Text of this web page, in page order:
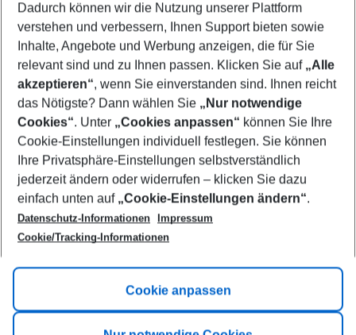
Who will travel
2 adults No children
Show more filter
Footer
Footer navigation
Title A
Link A
Dadurch können wir die Nutzung unserer Plattform
verstehen und verbessern, Ihnen Support bieten sowie
Inhalte, Angebote und Werbung anzeigen, die für Sie
relevant sind und zu Ihnen passen. Klicken Sie auf „Alle
akzeptieren“, wenn Sie einverstanden sind. Ihnen reicht
das Nötigste? Dann wählen Sie „Nur notwendige
Cookies“. Unter „Cookies anpassen“ können Sie Ihre
Cookie-Einstellungen individuell festlegen. Sie können
Ihre Privatsphäre-Einstellungen selbstverständlich
jederzeit ändern oder widerrufen – klicken Sie dazu
einfach unten auf „Cookie-Einstellungen ändern“.
Datenschutz-Informationen
Impressum
Cookie/Tracking-Informationen
Cookie anpassen